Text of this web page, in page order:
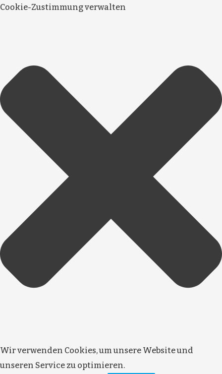
Cookie-Zustimmung verwalten
Wir verwenden Cookies, um unsere Website und
unseren Service zu optimieren.